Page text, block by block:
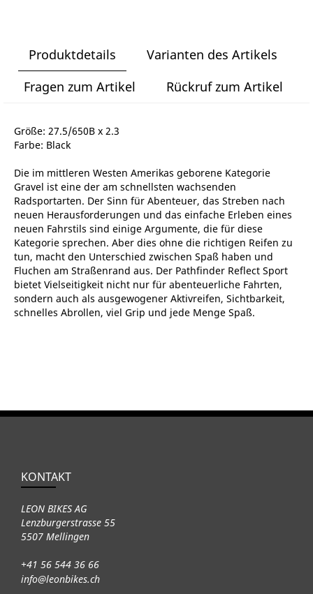
Produktdetails
Varianten des Artikels
Fragen zum Artikel
Rückruf zum Artikel
Größe: 27.5/650B x 2.3
Farbe: Black
Die im mittleren Westen Amerikas geborene Kategorie
Gravel ist eine der am schnellsten wachsenden
Radsportarten. Der Sinn für Abenteuer, das Streben nach
neuen Herausforderungen und das einfache Erleben eines
neuen Fahrstils sind einige Argumente, die für diese
Kategorie sprechen. Aber dies ohne die richtigen Reifen zu
tun, macht den Unterschied zwischen Spaß haben und
Fluchen am Straßenrand aus. Der Pathfinder Reflect Sport
bietet Vielseitigkeit nicht nur für abenteuerliche Fahrten,
sondern auch als ausgewogener Aktivreifen, Sichtbarkeit,
schnelles Abrollen, viel Grip und jede Menge Spaß.
KONTAKT
LEON BIKES AG
Lenzburgerstrasse 55
5507 Mellingen
+41 56 544 36 66
info@leonbikes.ch